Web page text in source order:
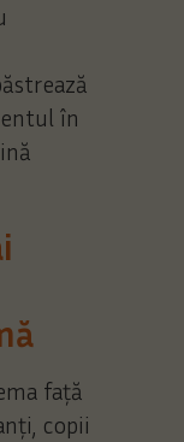
în
față
copii